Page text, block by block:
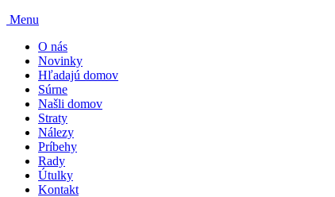
Menu
O nás
Novinky
Hľadajú domov
Súrne
Našli domov
Straty
Nálezy
Príbehy
Rady
Útulky
Kontakt